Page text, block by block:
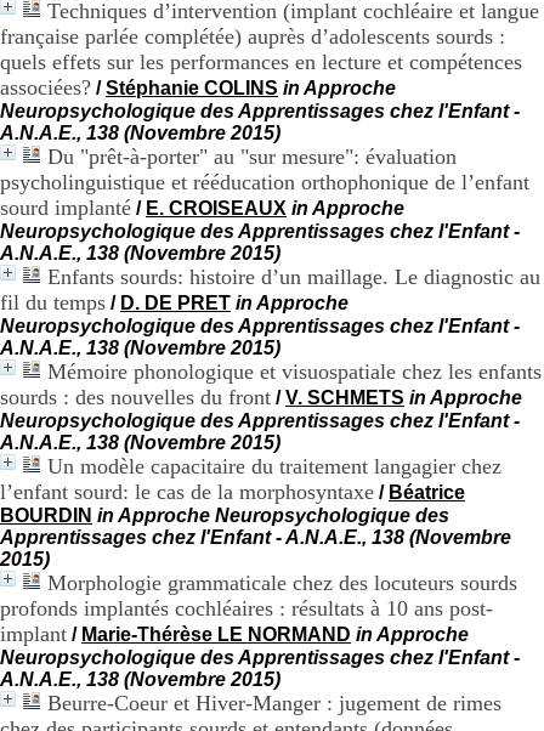
Techniques d’intervention (implant cochléaire et langue
française parlée complétée) auprès d’adolescents sourds :
quels effets sur les performances en lecture et compétences
associées? /Stéphanie COLINS in Approche
Neuropsychologique des Apprentissages chez l'Enfant -
A.N.A.E., 138 (Novembre 2015)
Du "prêt-à-porter" au "sur mesure": évaluation
psycholinguistique et rééducation orthophonique de l’enfant
sourd implanté / E. CROISEAUX in Approche
Neuropsychologique des Apprentissages chez l'Enfant -
A.N.A.E., 138 (Novembre 2015)
Enfants sourds: histoire d’un maillage. Le diagnostic au
fil du temps / D. DE PRET in Approche
Neuropsychologique des Apprentissages chez l'Enfant -
A.N.A.E., 138 (Novembre 2015)
Mémoire phonologique et visuospatiale chez les enfants
sourds : des nouvelles du front /V. SCHMETS in Approche
Neuropsychologique des Apprentissages chez l'Enfant -
A.N.A.E., 138 (Novembre 2015)
Un modèle capacitaire du traitement langagier chez
l’enfant sourd: le cas de la morphosyntaxe / Béatrice
BOURDIN in Approche Neuropsychologique des
Apprentissages chez l'Enfant - A.N.A.E., 138 (Novembre
2015)
Morphologie grammaticale chez des locuteurs sourds
profonds implantés cochléaires : résultats à 10 ans post-
implant / Marie-Thérèse LE NORMAND in Approche
Neuropsychologique des Apprentissages chez l'Enfant -
A.N.A.E., 138 (Novembre 2015)
Beurre-Coeur et Hiver-Manger : jugement de rimes
a
i
e
r
,
b
â
t
.
2
1
1
9
5
,
B
d
P
i
n
e
F
-
6
7
7
B
R
O
N